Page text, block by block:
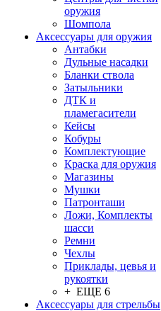
оружия
Шомпола
Аксессуары для оружия
Антабки
Дульные насадки
Бланки ствола
Затыльники
ДТК и
пламегасители
Кейсы
Кобуры
Комплектующие
Краска для оружия
Магазины
Мушки
Патронташи
Ложи, Комплекты
шасси
Ремни
Чехлы
Приклады, цевья и
рукоятки
+ ЕЩЕ 6
Аксессуары для стрельбы